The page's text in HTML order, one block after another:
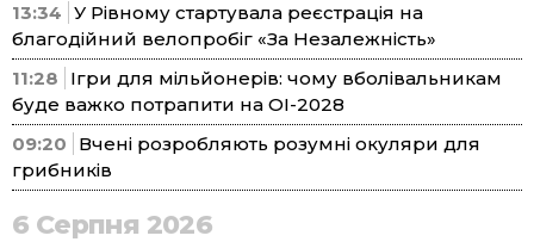
13:34 У Рівному стартувала реєстрація на
благодійний велопробіг «За Незалежність»
11:28
Ігри для мільйонерів: чому вболівальникам
буде важко потрапити на ОІ-2028
09:20
Вчені розробляють розумні окуляри для
грибників
6 Серпня 2026